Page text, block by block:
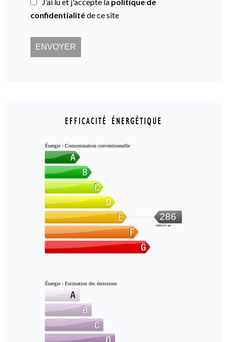
J’ai lu et j'accepte la politique de
confidentialitéde ce site
ENVOYER
EFFICACITÉ ÉNERGÉTIQUE
Énergie - Consommation conventionnelle
286
kWh/m².an
Énergie - Estimation des émissions